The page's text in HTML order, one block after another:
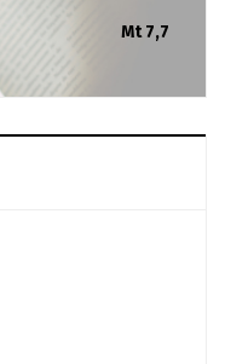
Mt 7,7